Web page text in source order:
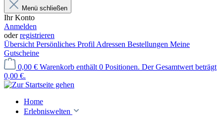
Menü schließen
Ihr Konto
Anmelden
oderregistrieren
Übersicht Persönliches Profil Adressen Bestellungen Meine
Gutscheine
0,00 € Warenkorb enthält 0 Positionen. Der Gesamtwert beträgt
0,00 €.
Home
Erlebniswelten